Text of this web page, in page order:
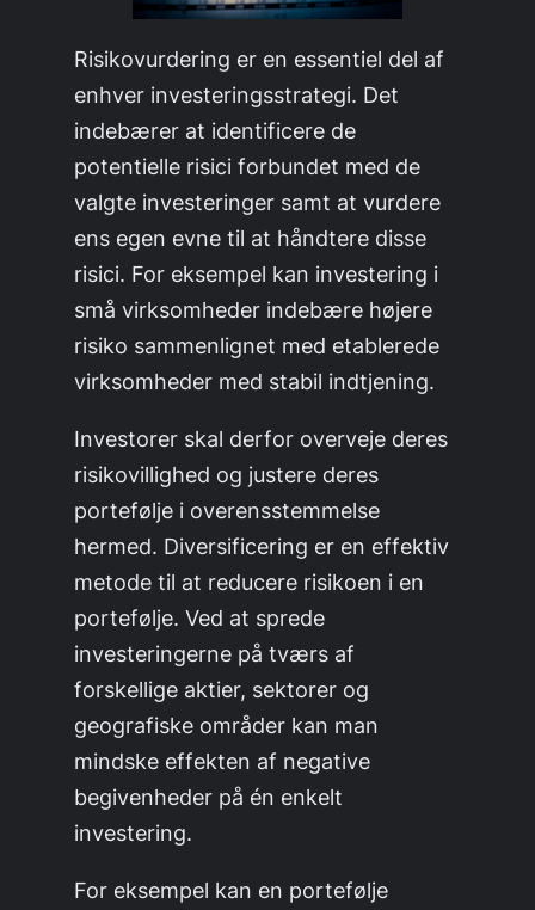
Risikovurdering er en essentiel del af
enhver investeringsstrategi. Det
indebærer at identificere de
potentielle risici forbundet med de
valgte investeringer samt at vurdere
ens egen evne til at håndtere disse
risici. For eksempel kan investering i
små virksomheder indebære højere
risiko sammenlignet med etablerede
virksomheder med stabil indtjening.
Investorer skal derfor overveje deres
risikovillighed og justere deres
portefølje i overensstemmelse
hermed. Diversificering er en effektiv
metode til at reducere risikoen i en
portefølje. Ved at sprede
investeringerne på tværs af
forskellige aktier, sektorer og
geografiske områder kan man
mindske effekten af negative
begivenheder på én enkelt
investering.
For eksempel kan en portefølje